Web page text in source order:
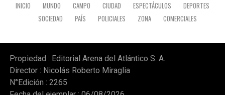
INICIO MUNDO CAMPO CIUDAD ESPECTÁCULOS
DEPORTES
SOCIEDAD
PAÍS POLICIALES ZONA COMERCIALES
Propiedad : Editorial Arena del Atlántico S. A.
Director : Nicolás Roberto Miraglia
N°Edición : 2265